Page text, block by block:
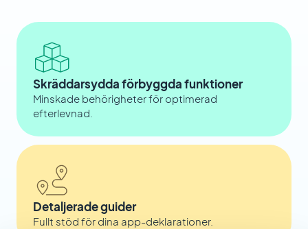
Skräddarsydda förbyggda funktioner
Minskade behörigheter för optimerad
efterlevnad.
Detaljerade guider
Fullt stöd för dina app-deklarationer.